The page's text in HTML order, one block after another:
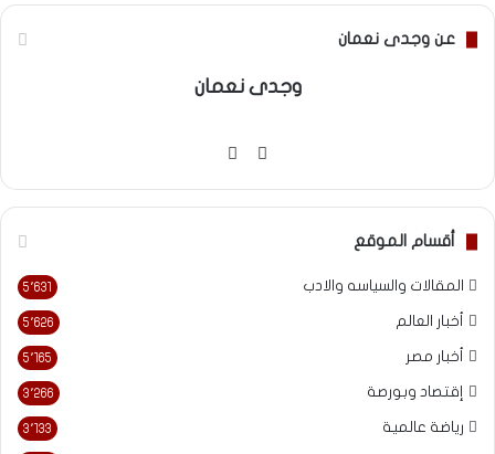
عن وجدى نعمان
وجدى نعمان
موقع
أقسام الموقع
المقالات والسياسه والادب 5٬631
أخبار العالم 5٬626
أخبار مصر 5٬165
إقتصاد وبورصة 3٬266
رياضة عالمية 3٬133